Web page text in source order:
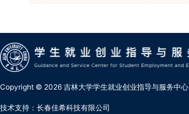
Copyright © 2026 吉林大学学生就业创业指导与服务中心
技术支持：长春佳希科技有限公司